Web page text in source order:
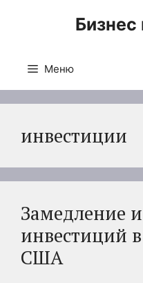
Меню
инвестиции
Замедление
инвестиций
США